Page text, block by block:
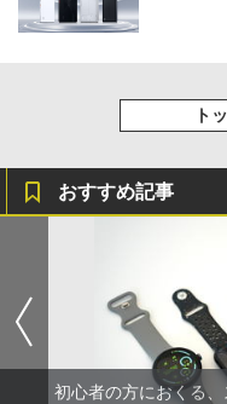
ト
おすすめ記事
初心者の方におくる